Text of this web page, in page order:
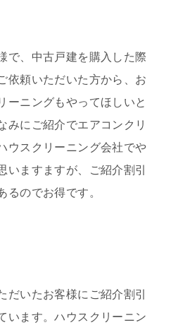
で、中古戸建を購入した際
依頼いただいた方から、お
ーニングもやってほしいと
みにご紹介でエアコンクリ
ウスクリーニング会社でや
いますますが、ご紹介割引
るのでお得です。
だいたお客様にご紹介割引
います。ハウスクリーニン